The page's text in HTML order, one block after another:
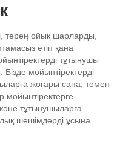
терең ойық шарларды,
етіп қана
тұтынушы
Бізде мойынтіректерді
жоғары сапа, төмен
мойынтіректерге
тұтынушыларға
шешімдерді ұсына